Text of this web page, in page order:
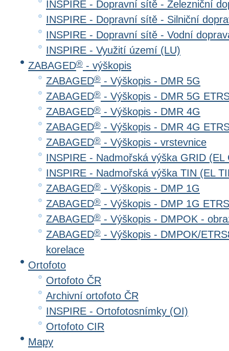
INSPIRE - Dopravní sítě - Železniční
INSPIRE - Dopravní sítě - Silniční
INSPIRE - Dopravní sítě - Vodní
INSPIRE - Využití území (LU)
ZABAGED® - výškopis
ZABAGED® - Výškopis - DMR 5G
ZABAGED® - Výškopis - DMR 5G
ZABAGED® - Výškopis - DMR 4G
ZABAGED® - Výškopis - DMR 4G
ZABAGED® - Výškopis - vrstevnice
INSPIRE - Nadmořská výška GRID (EL
INSPIRE - Nadmořská výška TIN (EL
ZABAGED® - Výškopis - DMP 1G
ZABAGED® - Výškopis - DMP 1G
ZABAGED® - Výškopis - DMPOK -
ZABAGED® - Výškopis - DMPOK/
korelace
Ortofoto
Ortofoto ČR
Archivní ortofoto ČR
INSPIRE - Ortofotosnímky (OI)
Ortofoto CIR
Mapy